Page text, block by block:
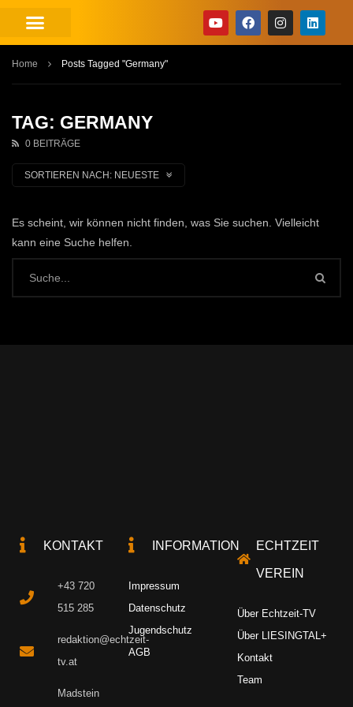
Home Posts Tagged "Germany"
TAG: GERMANY
0 BEITRÄGE
SORTIEREN NACH: NEUESTE
Es scheint, wir können nicht finden, was Sie suchen. Vielleicht
kann eine Suche helfen.
KONTAKT
+43 720
515 285
redaktion@echtzeit-
tv.at
Madstein
INFORMATION
Impressum
Datenschutz
Jugendschutz
AGB
ECHTZEIT
VEREIN
Über Echtzeit-TV
Über LIESINGTAL+
Kontakt
Team